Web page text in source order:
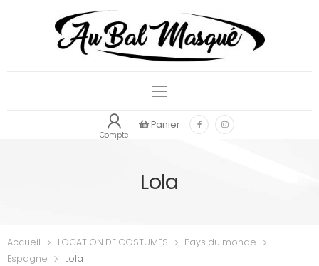
Compte
Panier
Lola
Accueil LOCATION DE COSTUMES
Pays du monde
Espagne
Lola